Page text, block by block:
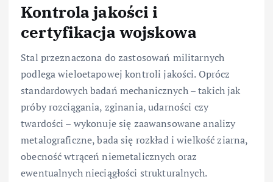
Kontrola jakości i
certyfikacja wojskowa
Stal przeznaczona do zastosowań militarnych
podlega wieloetapowej kontroli jakości. Oprócz
standardowych badań mechanicznych – takich jak
próby rozciągania, zginania, udarności czy
twardości – wykonuje się zaawansowane analizy
metalograficzne, bada się rozkład i wielkość ziarna,
obecność wtrąceń niemetalicznych oraz
ewentualnych nieciągłości strukturalnych.